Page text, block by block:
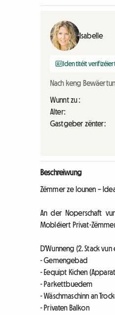
Isabelle
Identitéit
Nach keng
Wunnt zu :
Alter:
Gastgeber zënter:
Beschreiwung
Zëmmer ze lounen –
An der Noperschaft
Mobléiert Privat-
D'Wunneng (2. Stack
- Gemengebad
- Eequipt Kichen
- Parkettbuedem
- Wäschmaschinn an
- Privaten Balkon